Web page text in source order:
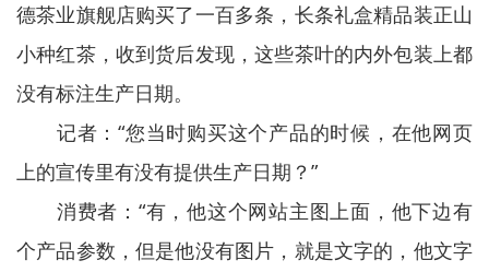
德茶业旗舰店购买了一百多条，长条礼盒精品装正山
小种红茶，收到货后发现，这些茶叶的内外包装上都
没有标注生产日期。
记者：“您当时购买这个产品的时候，在他网页
上的宣传里有没有提供生产日期？”
消费者：“有，他这个网站主图上面，他下边有
个产品参数，但是他没有图片，就是文字的，他文字